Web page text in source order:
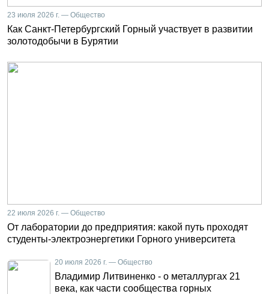
23 июля 2026 г. — Общество
Как Санкт-Петербургский Горный участвует в развитии
золотодобычи в Бурятии
22 июля 2026 г. — Общество
От лаборатории до предприятия: какой путь проходят
студенты-электроэнергетики Горного университета
20 июля 2026 г. — Общество
Владимир Литвиненко - о металлургах 21
века, как части сообщества горных